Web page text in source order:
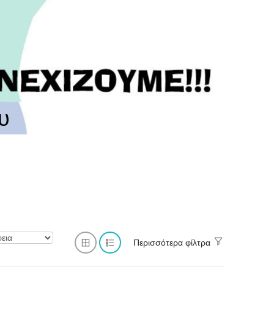
Περισσότερα φίλτρα